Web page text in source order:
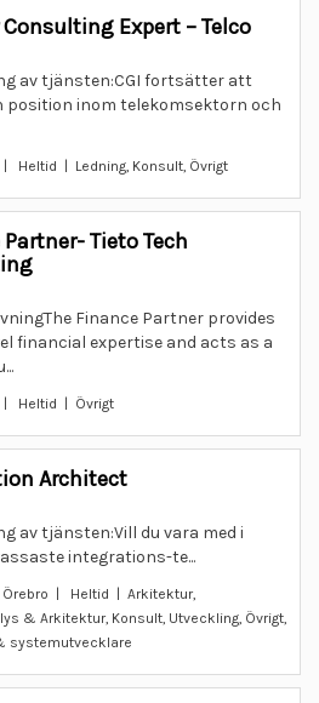
Expert – Telco
av tjänsten:CGI fortsätter att
position inom telekomsektorn och
Heltid | Ledning, Konsult, Övrigt
Tieto Tech
Finance Partner provides
financial expertise and acts as a
| Heltid | Övrigt
Architect
av tjänsten:Vill du vara med i
integrations-te...
Örebro | Heltid | Arkitektur,
& Arkitektur, Konsult, Utveckling, Övrigt,
systemutvecklare